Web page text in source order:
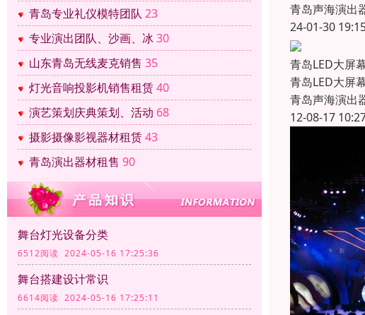
青岛专业礼仪模特团队 23
专业演出团队、沙画、冰30
山东青岛无线麦克销售 35
灯光音响投影机销售租赁40
演艺策划庆典策划、活动 68
摄影摄像影视器材租赁43
青岛演出器材租售 90
舞台灯光设备分类
6512阅读 2024-05-16 17:25:36
舞台搭建设计常识
6614阅读 2024-05-16 17:25:11
青岛声海演出
24-01-30
青岛LED大屏
青岛LED大屏
青岛声海演出
12-08-17